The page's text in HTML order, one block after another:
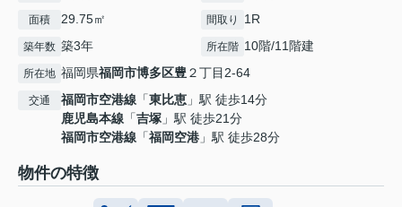
面積 29.75㎡ 間取り 1R
築年数 築3年 所在階 10階/11階建
所在地 福岡県福岡市博多区豊２丁目2-64
交通 福岡市空港線 「東比恵 」駅 徒歩14分
鹿児島本線 「吉塚 」駅 徒歩21分
福岡市空港線 「福岡空港 」駅 徒歩28分
物件の特徴